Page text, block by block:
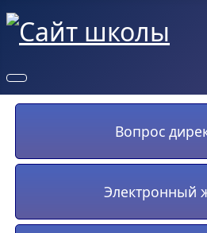
Вопрос
Электронный